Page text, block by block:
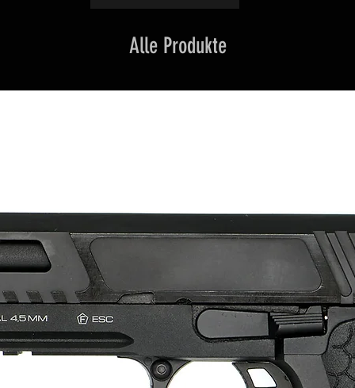
Alle Produkte